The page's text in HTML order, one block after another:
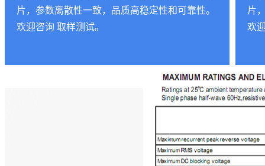
片，参数离散性一致，品质高稳定性和可靠性。
欢迎咨询 取样测试。
片
欢